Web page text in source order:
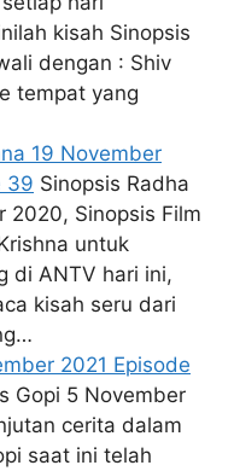
kisah Sinopsis
dengan : Shiv
tempat yang
19 November
39 Sinopsis Radha
2020, Sinopsis Film
untuk
di ANTV hari ini,
kisah seru dari
2021 Episode
Gopi 5 November
cerita dalam
saat ini telah